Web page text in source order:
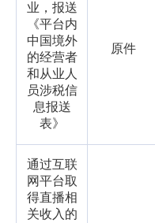
业，报送
《平台内
中国境外
的经营者
和从业人
员涉税信
息报送
表》
原件
通过互联
网平台取
得直播相
关收入的